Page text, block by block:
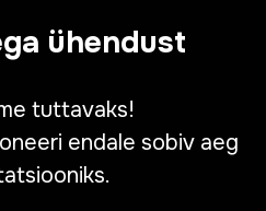
ühendust
tuttavaks!
endale sobiv aeg